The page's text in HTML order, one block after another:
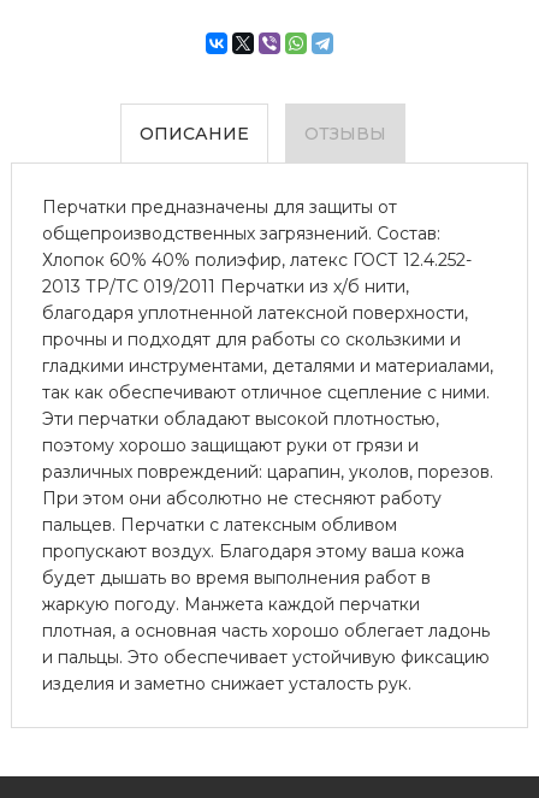
ОПИСАНИЕ ОТЗЫВЫ
Перчатки предназначены для защиты от
общепроизводственных загрязнений. Состав:
Хлопок 60% 40% полиэфир, латекс ГОСТ 12.4.252-
2013 ТР/ТС 019/2011 Перчатки из х/б нити,
благодаря уплотненной латексной поверхности,
прочны и подходят для работы со скользкими и
гладкими инструментами, деталями и материалами,
так как обеспечивают отличное сцепление с ними.
Эти перчатки обладают высокой плотностью,
поэтому хорошо защищают руки от грязи и
различных повреждений: царапин, уколов, порезов.
При этом они абсолютно не стесняют работу
пальцев. Перчатки с латексным обливом
пропускают воздух. Благодаря этому ваша кожа
будет дышать во время выполнения работ в
жаркую погоду. Манжета каждой перчатки
плотная, а основная часть хорошо облегает ладонь
и пальцы. Это обеспечивает устойчивую фиксацию
изделия и заметно снижает усталость рук.